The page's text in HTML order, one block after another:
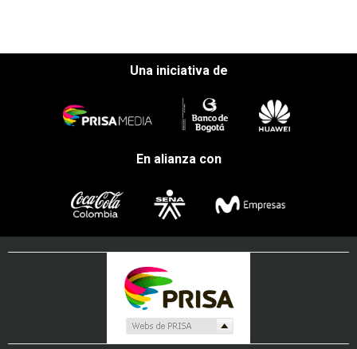
Una iniciativa de
En alianza con